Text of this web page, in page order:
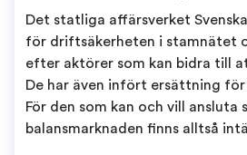
Det statliga affärsverket
för driftsäkerheten i stamnätet
efter aktörer som kan bidra till
De har även infört ersättning
För den som kan och vill ansluta
balansmarknaden finns alltså